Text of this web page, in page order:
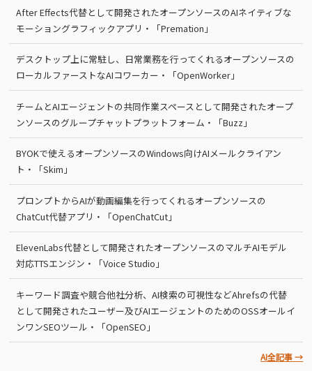
After Effects代替として開発されたオープンソースのAIネイティブな
モーショングラフィックアプリ・「Premation」
デスクトップ上に常駐し、日常業務を行ってくれるオープンソースの
ローカルファーストなAIコワーカー・「OpenWorker」
チームとAIエージェントの共同作業スペースとして開発されたオープ
ンソースのグループチャットプラットフォーム・「Buzz」
BYOKで使えるオープンソースのWindows向けAIメールクライアン
ト・「Skim」
プロンプトからAIが動画編集を行ってくれるオープンソースの
ChatCut代替アプリ・「OpenChatCut」
ElevenLabs代替として開発されたオープンソースのマルチAIモデル
対応TTSエンジン・「Voice Studio」
キーワード調査や競合他社分析、AI検索の可視性などAhrefsの代替
として開発されたユーザー及びAIエージェントのためのOSSオールイ
ンワンSEOツール・「OpenSEO」
AI全記事 →